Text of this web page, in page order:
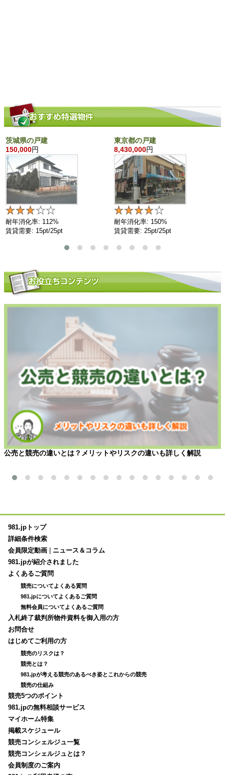
茨城県の戸建
150,000円
耐年消化率: 112%
賃貸需要: 15pt/25pt
東京都の戸建
8,430,000円
耐年消化率: 150%
賃貸需要: 25pt/25pt
公売と競売の違いとは？メリットやリスクの違いも詳しく解説
981.jpトップ
詳細条件検索
会員限定動画
ニュース＆コラム
981.jpが紹介されました
よくあるご質問
競売についてよくある質問
981.jpについてよくあるご質問
無料会員についてよくあるご質問
入札終了裁判所物件資料を御入用の方
お問合せ
はじめてご利用の方
競売のリスクは？
競売とは？
981.jpが考える競売のあるべき姿とこれからの競売
競売の仕組み
競売5つのポイント
981.jpの無料相談サービス
マイホーム特集
掲載スケジュール
競売コンシェルジュ一覧
競売コンシェルジュとは？
会員制度のご案内